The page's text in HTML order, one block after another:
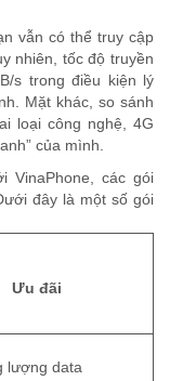
vẫn có thể truy cập
nhiên, tốc độ truyền
s trong điều kiện lý
Mặt khác, so sánh
loại công nghệ, 4G
của mình.
VinaPhone, các gói
đây là một số gói
Ưu đãi
lượng data